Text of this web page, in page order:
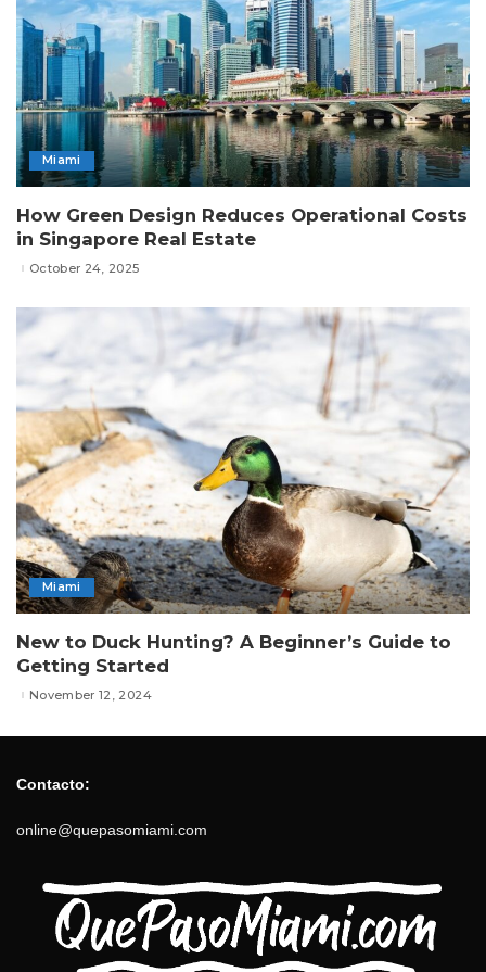
Miami
How Green Design Reduces Operational Costs
in Singapore Real Estate
October 24, 2025
Miami
New to Duck Hunting? A Beginner’s Guide to
Getting Started
November 12, 2024
Contacto:
online@quepasomiami.com